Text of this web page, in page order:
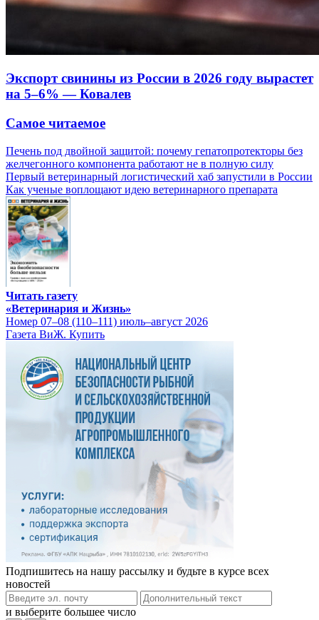
Экспорт свинины из России в 2026 году вырастет
на 5–6% — Ковалев
Самое читаемое
Печень под двойной защитой: почему гепатопротекторы без
желчегонного компонента работают не в полную силу
Первый ветеринарный логистический хаб запустили в России
Как ученые воплощают идею ветеринарного препарата
Читать газету
«Ветеринария и Жизнь»
Номер 07–08 (110–111) июль–август 2026
Газета ВиЖ. Купить
Подпишитесь на нашу рассылку и будьте в курсе всех
новостей
и выберите большее число